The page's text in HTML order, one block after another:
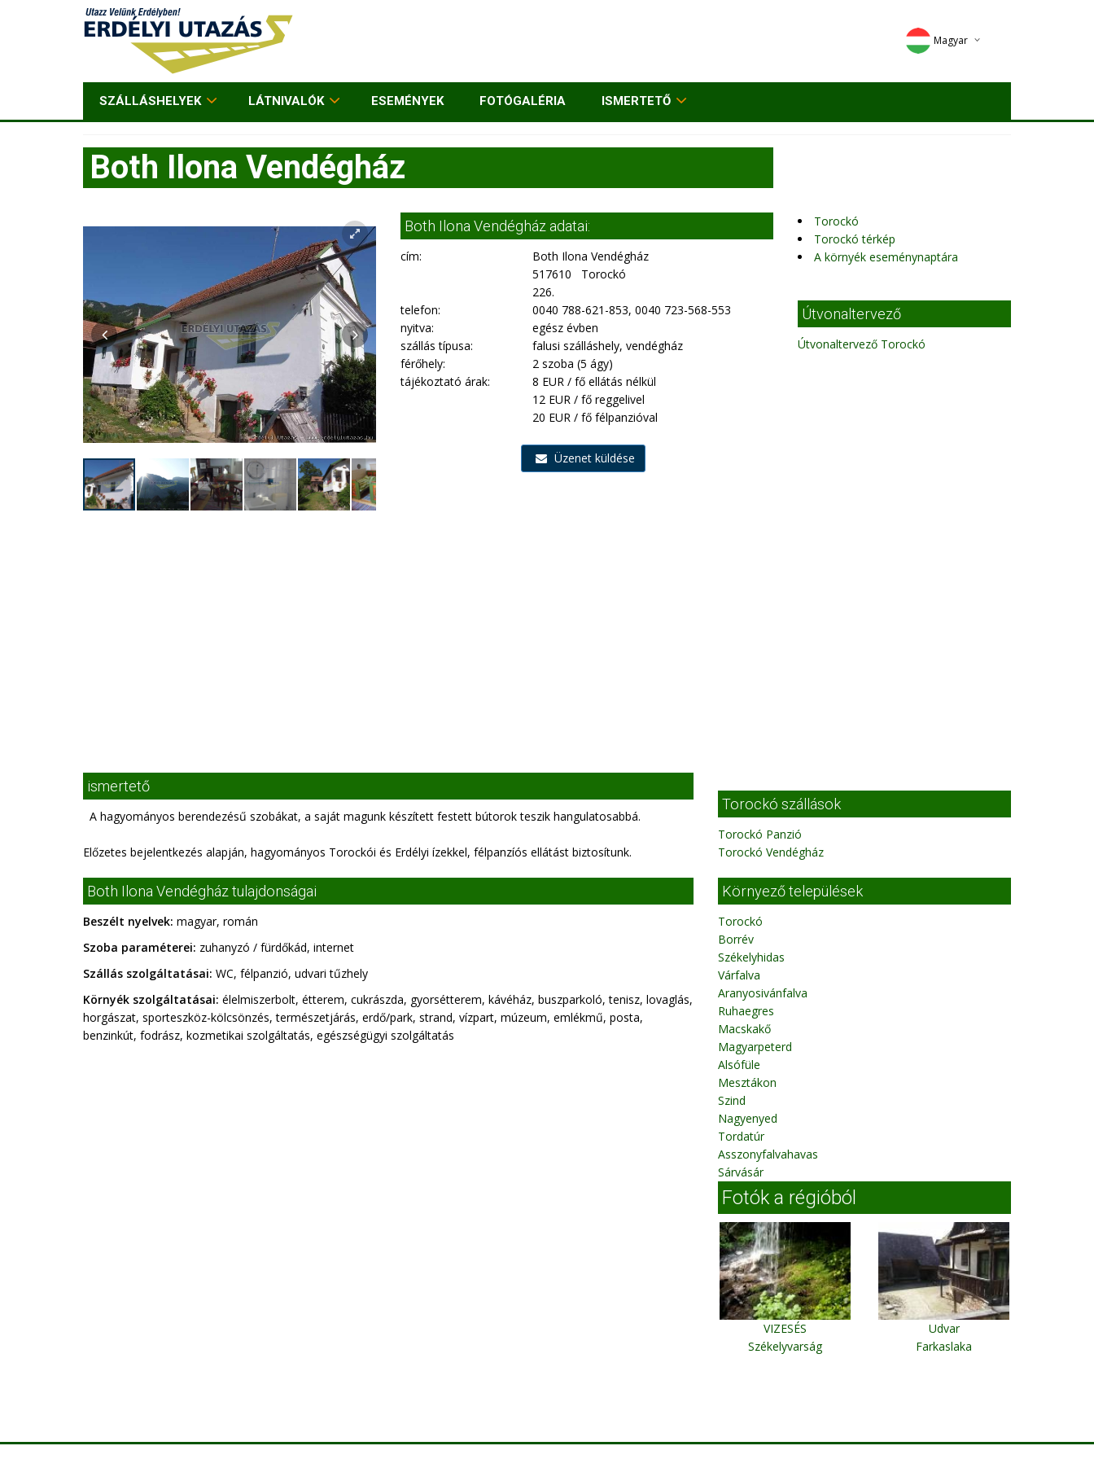
Magyar
Deutsch
SZÁLLÁSHELYEK LÁTNIVALÓK ESEMÉNYEK FOTÓGALÉRIA ISMERTETŐ
Both Ilona Vendégház
Both Ilona Vendégház adatai:
cím:
Both Ilona Vendégház
517610 Torockó
226.
telefon:
0040 788-621-853, 0040 723-568-553
nyitva:
egész évben
szállás típusa:
falusi szálláshely, vendégház
férőhely:
2 szoba (5 ágy)
tájékoztató árak:
8 EUR / fő ellátás nélkül
12 EUR / fő reggelivel
20 EUR / fő félpanzióval
Üzenet küldése
Torockó
Torockó térkép
A környék eseménynaptára
Útvonaltervező
Útvonaltervező Torockó
ismertető
A hagyományos berendezésű szobákat, a saját magunk készített festett bútorok teszik hangulatosabbá.
Előzetes bejelentkezés alapján, hagyományos Torockói és Erdélyi ízekkel, félpanzíós ellátást biztosítunk.
Both Ilona Vendégház tulajdonságai
Beszélt nyelvek: magyar, román
Szoba paraméterei: zuhanyzó / fürdőkád, internet
Szállás szolgáltatásai: WC, félpanzió, udvari tűzhely
Környék szolgáltatásai: élelmiszerbolt, étterem, cukrászda, gyorsétterem, kávéház, buszparkoló, tenisz, lovaglás,
horgászat, sporteszköz-kölcsönzés, természetjárás, erdő/park, strand, vízpart, múzeum, emlékmű, posta,
benzinkút, fodrász, kozmetikai szolgáltatás, egészségügyi szolgáltatás
Torockó szállások
Torockó Panzió
Torockó Vendégház
Környező települések
Torockó
Borrév
Székelyhidas
Várfalva
Aranyosivánfalva
Ruhaegres
Macskakő
Magyarpeterd
Alsófüle
Mesztákon
Szind
Nagyenyed
Tordatúr
Asszonyfalvahavas
Sárvásár
Fotók a régióból
VIZESÉS
Székelyvarság
Udvar
Farkaslaka